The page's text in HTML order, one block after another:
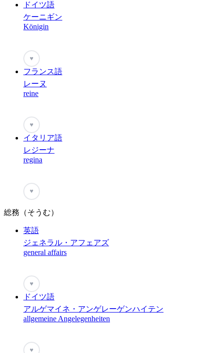
ドイツ語
ケーニギン
Königin
♥
フランス語
レーヌ
reine
♥
イタリア語
レジーナ
regina
♥
総務（そうむ）
英語
ジェネラル・アフェアズ
general affairs
♥
ドイツ語
アルゲマイネ・アンゲレーゲンハイテン
allgemeine Angelegenheiten
♥